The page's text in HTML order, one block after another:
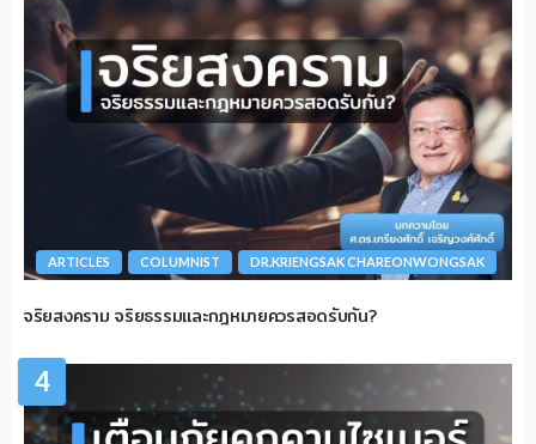
ARTICLES COLUMNIST DR.KRIENGSAK CHAREONWONGSAK
จริยสงคราม จริยธรรมและกฎหมายควรสอดรับกัน?
4